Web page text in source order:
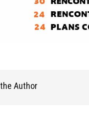
Author